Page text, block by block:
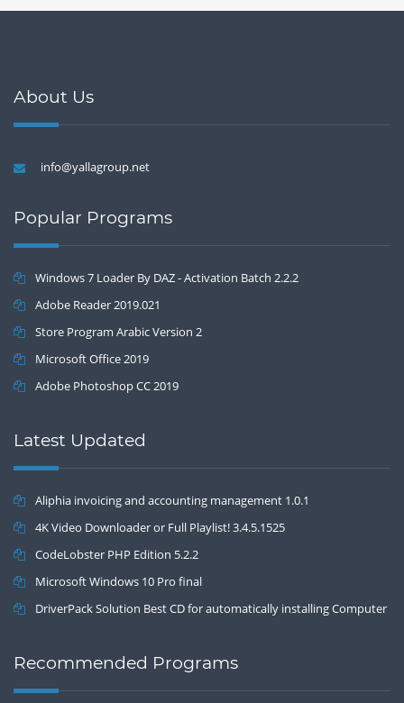
About Us
info@yallagroup.net
Popular Programs
Windows 7 Loader By DAZ - Activation Batch 2.2.2
Adobe Reader 2019.021
Store Program Arabic Version 2
Microsoft Office 2019
Adobe Photoshop CC 2019
Latest Updated
Aliphia invoicing and accounting management 1.0.1
4K Video Downloader or Full Playlist! 3.4.5.1525
CodeLobster PHP Edition 5.2.2
Microsoft Windows 10 Pro final
DriverPack Solution Best CD for automatically installing Computer
Recommended Programs